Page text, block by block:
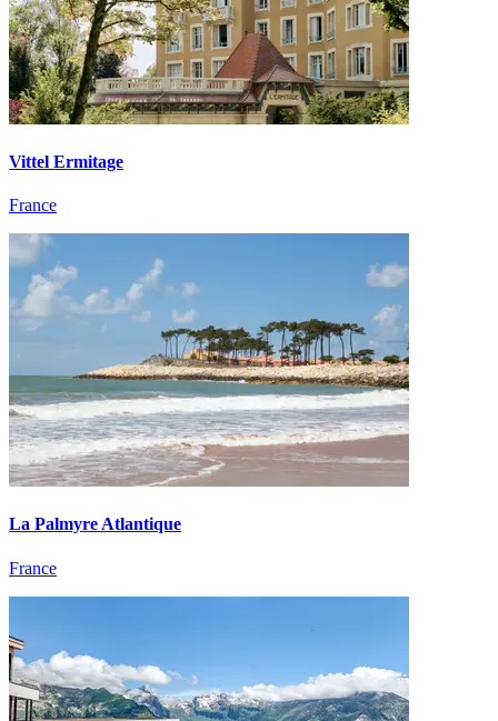
Vittel Ermitage
France
La Palmyre Atlantique
France